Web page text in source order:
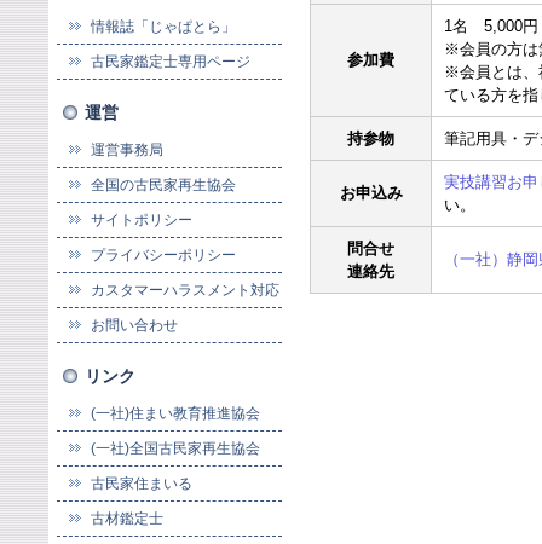
情報誌「じゃぱとら」
古民家鑑定士専用ページ
運営
運営事務局
全国の古民家再生協会
サイトポリシー
プライバシーポリシー
カスタマーハラスメント対応
お問い合わせ
リンク
(一社)住まい教育推進協会
(一社)全国古民家再生協会
古民家住まいる
古材鑑定士
参加費
1名 5,000円
※会員の方は
※会員とは、
ている方を
持参物 筆記用具・
お申込み
実技講習お
い。
問合せ
連絡先
（一社）静